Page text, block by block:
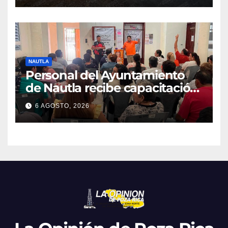
NAUTLA
Personal del Ayuntamiento
de Nautla recibe capacitación
en atención a emergencias
6 AGOSTO, 2026